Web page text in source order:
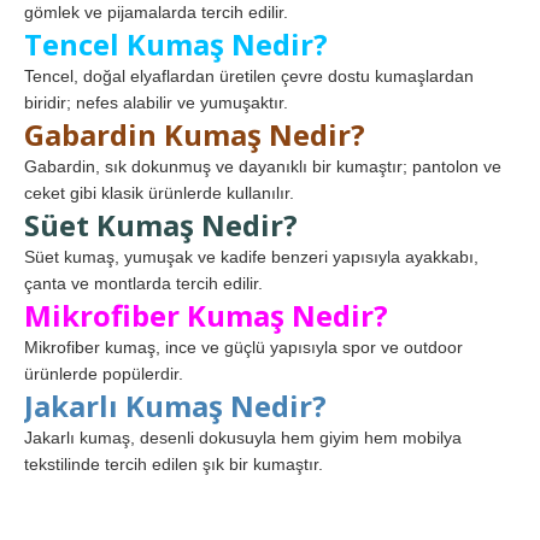
gömlek ve pijamalarda tercih edilir.
Tencel Kumaş Nedir?
Tencel, doğal elyaflardan üretilen çevre dostu kumaşlardan
biridir; nefes alabilir ve yumuşaktır.
Gabardin Kumaş Nedir?
Gabardin, sık dokunmuş ve dayanıklı bir kumaştır; pantolon ve
ceket gibi klasik ürünlerde kullanılır.
Süet Kumaş Nedir?
Süet kumaş, yumuşak ve kadife benzeri yapısıyla ayakkabı,
çanta ve montlarda tercih edilir.
Mikrofiber Kumaş Nedir?
Mikrofiber kumaş, ince ve güçlü yapısıyla spor ve outdoor
ürünlerde popülerdir.
Jakarlı Kumaş Nedir?
Jakarlı kumaş, desenli dokusuyla hem giyim hem mobilya
tekstilinde tercih edilen şık bir kumaştır.